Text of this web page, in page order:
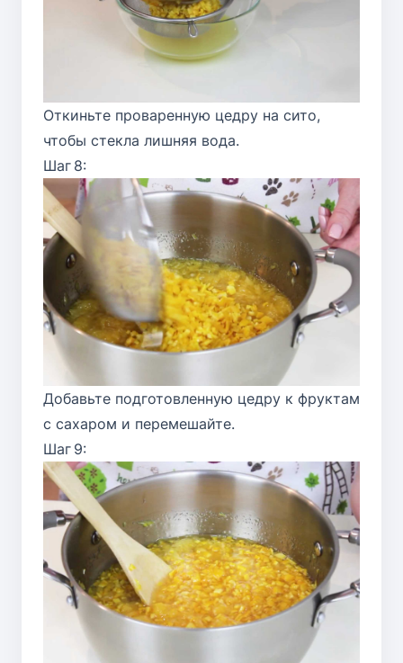
Откиньте проваренную цедру на сито,
чтобы стекла лишняя вода.
Шаг 8:
Добавьте подготовленную цедру к фруктам
с сахаром и перемешайте.
Шаг 9: